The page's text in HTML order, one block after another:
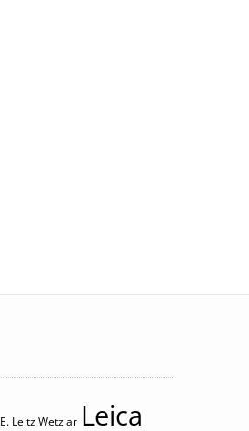
E. Leitz Wetzlar Leica